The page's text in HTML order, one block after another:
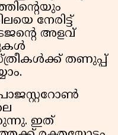
നേരിട്ട്
അളവ്
തണുപ്പ്
ഇത്